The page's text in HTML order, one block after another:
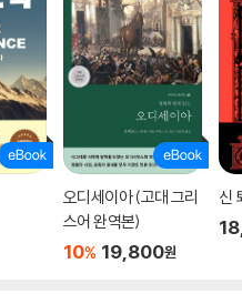
오디세이아 (고대 그리
스어 완역본)
10% 19,800원
신